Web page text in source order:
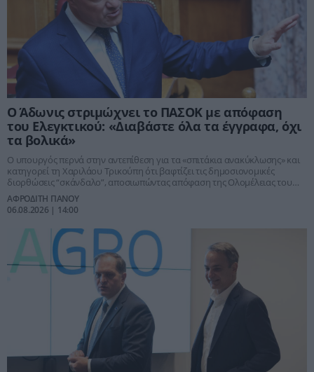
Ο Άδωνις στριμώχνει το ΠΑΣΟΚ με απόφαση
του Ελεγκτικού: «Διαβάστε όλα τα έγγραφα, όχι
τα βολικά»
Ο υπουργός περνά στην αντεπίθεση για τα «σπιτάκια ανακύκλωσης» και
κατηγορεί τη Χαριλάου Τρικούπη ότι βαφτίζει τις δημοσιονομικές
διορθώσεις “σκάνδαλο”, αποσιωπώντας απόφαση της Ολομέλειας του
Ελεγκτικού Συνεδρίου για τιμή, ανταγωνισμό και τεχνικές προδιαγραφές.
ΑΦΡΟΔΙΤΗ ΠΑΝΟΥ
06.08.2026 | 14:00